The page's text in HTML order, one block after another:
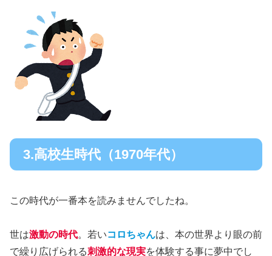
3.高校生時代（1970年代）
この時代が一番本を読みませんでしたね。
世は激動の時代。若いコロちゃんは、本の世界より眼の前
で繰り広げられる刺激的な現実を体験する事に夢中でし